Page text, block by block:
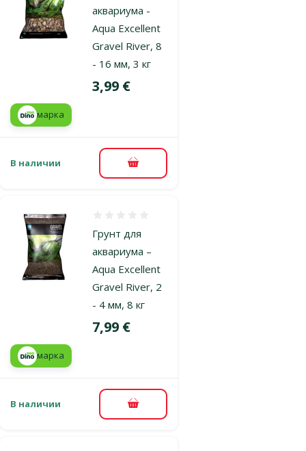
аквариума -
Aqua Excellent
Gravel River, 8
- 16 мм, 3 кг
Цена
3,99 €
марка
В наличии В корзину
Грунт для
аквариума –
Aqua Excellent
Gravel River, 2
- 4 мм, 8 кг
Цена
7,99 €
марка
В наличии В корзину